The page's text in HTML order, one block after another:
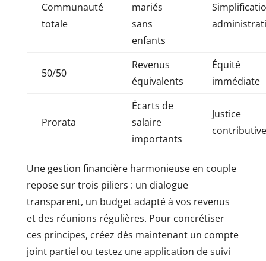
Communauté
totale
mariés
sans
enfants
50/50
Revenus
équivalents
Équité
immédiate
Prorata
Écarts de
salaire
importants
Justice
contributive
Une gestion financière harmonieuse en couple
repose sur trois piliers : un dialogue
transparent, un budget adapté à vos revenus
et des réunions régulières. Pour concrétiser
ces principes, créez dès maintenant un compte
joint partiel ou testez une application de suivi